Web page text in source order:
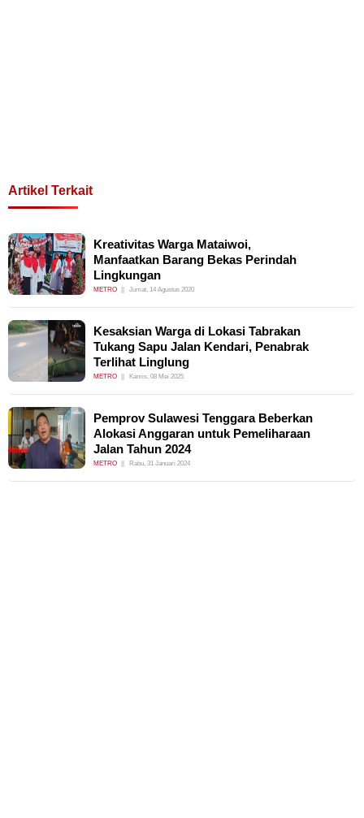
Artikel Terkait
Kreativitas Warga Mataiwoi,
Manfaatkan Barang Bekas Perindah
Lingkungan
METRO Jumat, 14 Agustus 2020
Kesaksian Warga di Lokasi Tabrakan
Tukang Sapu Jalan Kendari, Penabrak
Terlihat Linglung
METRO Kamis, 08 Mei 2025
Pemprov Sulawesi Tenggara Beberkan
Alokasi Anggaran untuk Pemeliharaan
Jalan Tahun 2024
METRO Rabu, 31 Januari 2024